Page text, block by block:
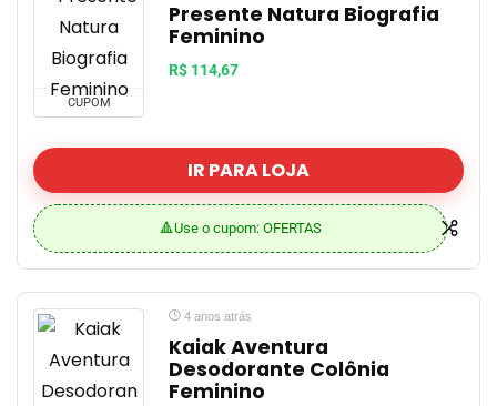
CUPOM
Presente Natura Biografia
Feminino
R$ 114,67
IR PARA LOJA
🔺Use o cupom: OFERTAS
4 anos atrás
Kaiak Aventura
Desodorante Colônia
Feminino